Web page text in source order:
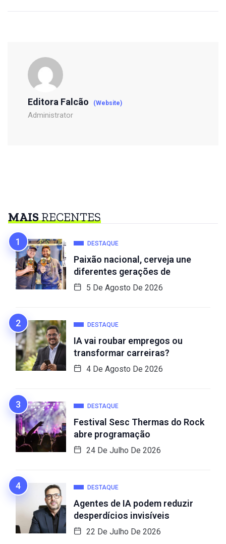
Editora Falcão (Website)
Administrator
MAISRECENTES
DESTAQUE
Paixão nacional, cerveja une
diferentes gerações de
5 De Agosto De 2026
DESTAQUE
IA vai roubar empregos ou
transformar carreiras?
4 De Agosto De 2026
DESTAQUE
Festival Sesc Thermas do Rock
abre programação
24 De Julho De 2026
DESTAQUE
Agentes de IA podem reduzir
desperdícios invisíveis
22 De Julho De 2026